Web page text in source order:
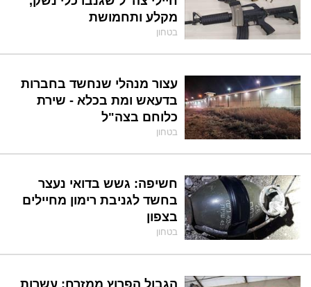
מקלע ותחמושת
בטחון
עצור מנהלי שנחשד בחברות
בדעאש ומת בכלא - שירת
כלוחם בצה"ל
בטחון
חשיפה: גשש בדואי נעצר
בחשד לגניבת רימון מחיילים
בצפון
בטחון
הגבול הפרוץ ממזרח: עשרות